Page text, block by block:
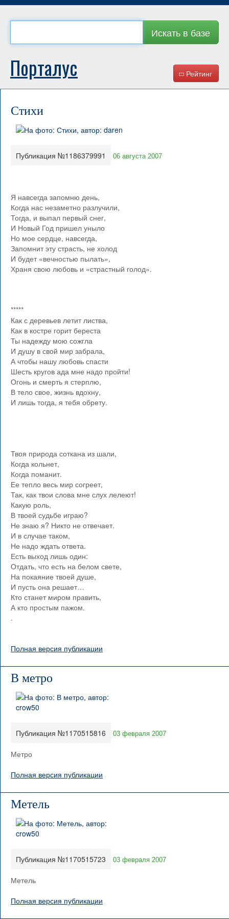
Искать в базе
Рейтинг
Порталус
Стихи
Публикация №1186379991 06 августа 2007
Я навсегда запомню день,
Когда нас незаметно разлучили,
Тогда, и выпал первый снег,
И Новый Год пришел уныло
Но мое сердце, навсегда,
Запомнит эту страсть, не холод
И будет «вечностью пылать»,
Храня свою любовь и «страстный голод».
*****
Как с деревьев летит листва,
Как в костре горит береста
Ты надежду мою сожгла
И душу в свой мир забрала,
А чтобы нашу любовь спасти
Шесть кругов ада мне надо пройти!
Огонь и смерть я стерплю,
В тело свое, жизнь вдохну,
И лишь тогда, я тебя обрету.
Твоя природа соткана из шали,
Когда кольнет,
Когда поманит.
Ее тепло весь мир согреет,
Так, как твои слова мне слух лелеют!
Какую роль,
В твоей судьбе играю?
Не знаю я? Никто не отвечает.
И в случае таком,
Не надо ждать ответа.
Есть выход лишь один:
Отдать, что есть на белом свете,
На покаяние твоей душе,
И пусть она решает…
Кто станет миром править,
А кто простым пажом.
.
Полная версия публикации
В метро
Публикация №1170515816 03 февраля 2007
Метро
Полная версия публикации
Метель
Публикация №1170515723 03 февраля 2007
Метель
Полная версия публикации